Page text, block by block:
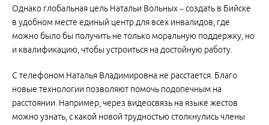
Однако глобальная цель Натальи Вольных – создать в Бийске
в удобном месте единый центр для всех инвалидов, где
можно было бы получить не только моральную поддержку, но
и квалификацию, чтобы устроиться на достойную работу.
С телефоном Наталья Владимировна не расстается. Благо
новые технологии позволяют помочь подопечным на
расстоянии. Например, через видеосвязь на языке жестов
можно узнать, с какой новой трудностью столкнулись члены